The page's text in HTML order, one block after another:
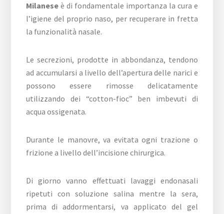
Milanese è di fondamentale importanza la cura e
l’igiene del proprio naso, per recuperare in fretta
la funzionalità nasale.
Le secrezioni, prodotte in abbondanza, tendono
ad accumularsi a livello dell’apertura delle narici e
possono essere rimosse delicatamente
utilizzando dei “cotton-fioc” ben imbevuti di
acqua ossigenata.
Durante le manovre, va evitata ogni trazione o
frizione a livello dell’incisione chirurgica.
Di giorno vanno effettuati lavaggi endonasali
ripetuti con soluzione salina mentre la sera,
prima di addormentarsi, va applicato del gel